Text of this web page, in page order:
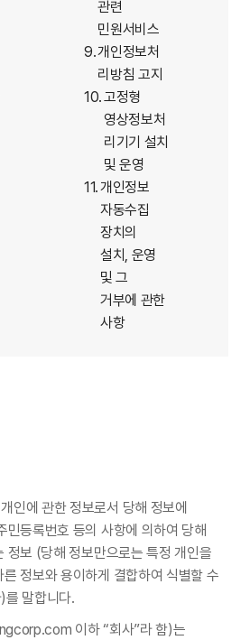
관련
민원서비스
9.개인정보처
리방침 고지
10.고정형
영상정보처
리기기 설치
및 운영
11.개인정보
자동수집
장치의
설치, 운영
및 그
거부에 관한
사항
인에 관한 정보로서 당해 정보에
민등록번호 등의 사항에 의하여 당해
정보 (당해 정보만으로는 특정 개인을
정보와 용이하게 결합하여 식별할 수
를 말합니다.
이하 “회사”라 함)는